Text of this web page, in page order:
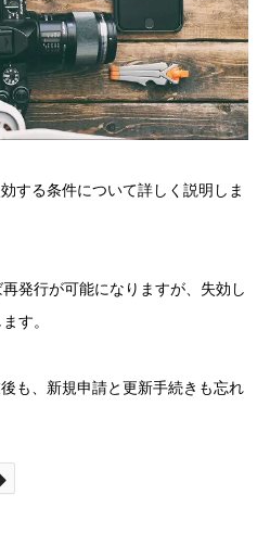
する条件について詳しく説明しま
発行が可能になりますが、失効し
す。
も、新規申請と更新手続きも忘れ